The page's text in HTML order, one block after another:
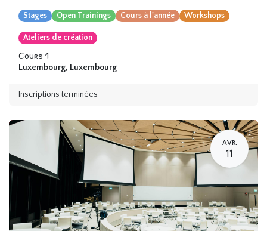
Stages Open Trainings Cours à l'année Workshops
Ateliers de création
Cours 1
Luxembourg, Luxembourg
Inscriptions terminées
AVR.
11